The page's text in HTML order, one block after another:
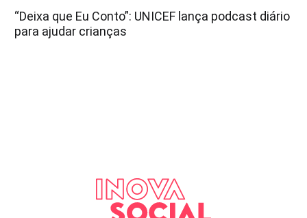
“Deixa que Eu Conto”: UNICEF lança podcast diário
para ajudar crianças